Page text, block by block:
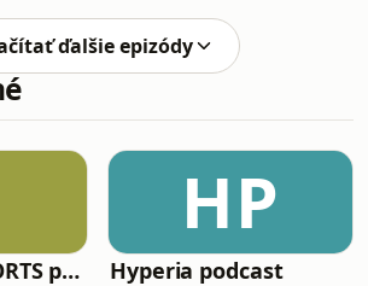
republiky). | Moderuje:
| Diskusiu Sobotné
pripravuje Slovenský rozhlas,
SRo1. Reláciu
ďalšie epizódy
Joe Trendy SPORTS podcast
HP
Hyperia podcast